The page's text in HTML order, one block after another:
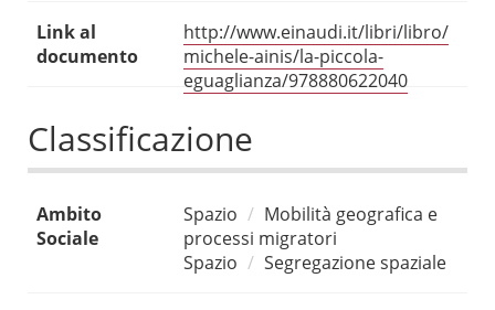
Link al
documento
http://www.einaudi.it/libri/libro/
michele-ainis/la-piccola-
eguaglianza/978880622040
Classificazione
Ambito
Sociale
Spazio
Mobilità geografica e
processi migratori
Spazio
Segregazione spaziale